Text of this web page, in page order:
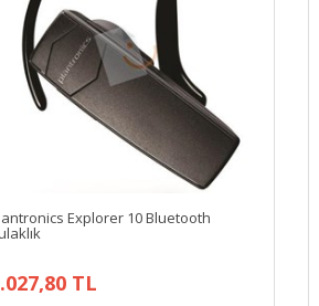
Explorer 10 Bluetooth
TL